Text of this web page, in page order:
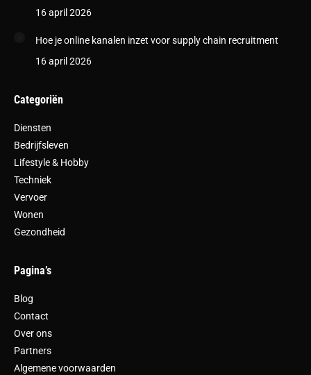
16 april 2026
Hoe je online kanalen inzet voor supply chain recruitment
16 april 2026
Categoriën
Diensten
Bedrijfsleven
Lifestyle & Hobby
Techniek
Vervoer
Wonen
Gezondheid
Pagina’s
Blog
Contact
Over ons
Partners
Algemene voorwaarden